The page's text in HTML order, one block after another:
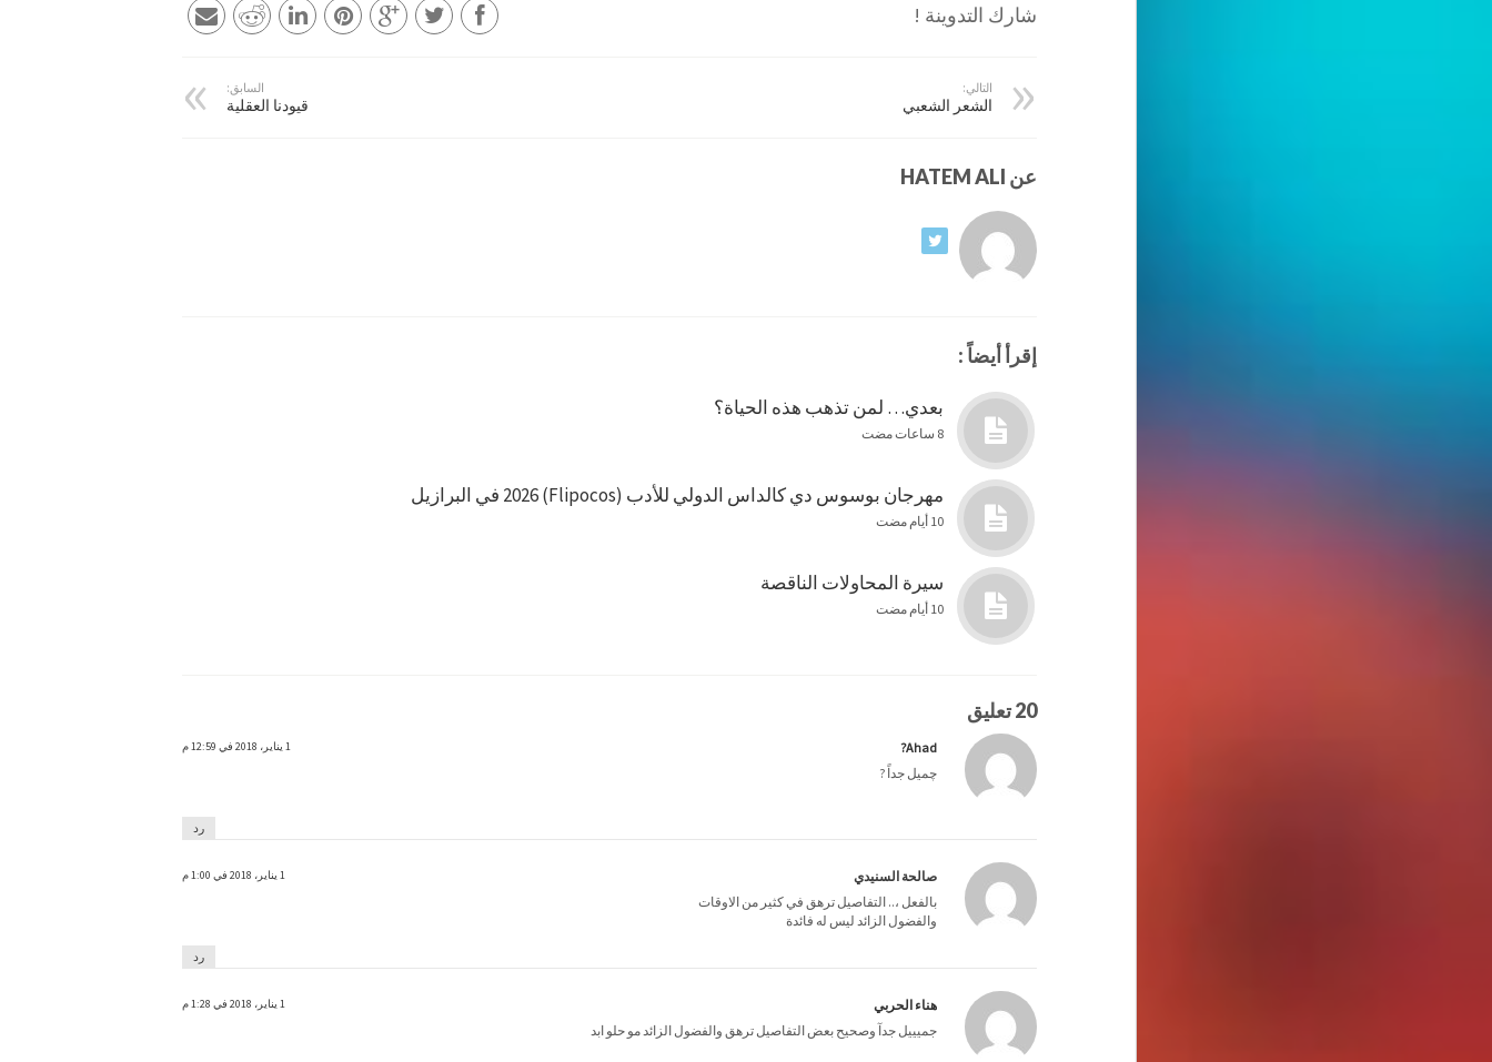
شارك التدوينة !
السابق:
قيودنا العقلية
التالي:
الشعر الشعبي
عن HATEM ALI
إقرأ أيضاً :
بعدي… لمن تذهب هذه الحياة؟
8 ساعات مضت
مهرجان بوسوس دي كالداس الدولي للأدب (Flipocos) 2026 في البرازيل
10 أيام مضت
سيرة المحاولات الناقصة
10 أيام مضت
20 تعليق
Ahad? 1 يناير، 2018 في 12:59 م
چميل جداً ?
رد
صالحة السنيدي 1 يناير، 2018 في 1:00 م
بالفعل ،.. التفاصيل ترهق في كثير من الاوقات
والفضول الزائد ليس له فائدة
رد
هناء الحربي 1 يناير، 2018 في 1:28 م
جميييل جدآ وصحيح بعض التفاصيل ترهق والفضول الزائد مو حلو ابد